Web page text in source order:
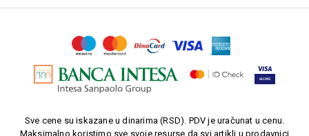
Sve cene su iskazane u dinarima (RSD). PDV je uračunat u cenu.
Maksimalno koristimo sve svoje resurse da svi artikli u prodavnici